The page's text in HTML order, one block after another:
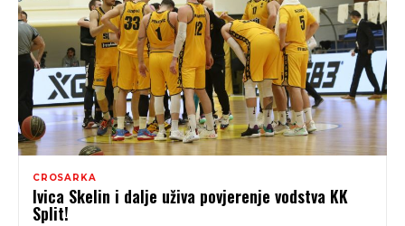
CROSARKA
Ivica Skelin i dalje uživa povjerenje vodstva KK
Split!